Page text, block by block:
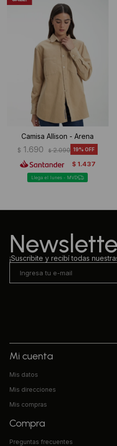
Camisa Allison - Arena
$ 1.690 $ 2.090 19
$ 1.437
Llega el lunes - MVD
¡Suscribite y recibí todas
Mi cuenta
Mis datos
Mis direcciones
Mis compras
Compra
Preguntas frecuentes
Ropa Interior
Canguros
Camperas
Tejidos
Buzos
Sherpas
Camisas y blusas
Vestidos
Sherpas